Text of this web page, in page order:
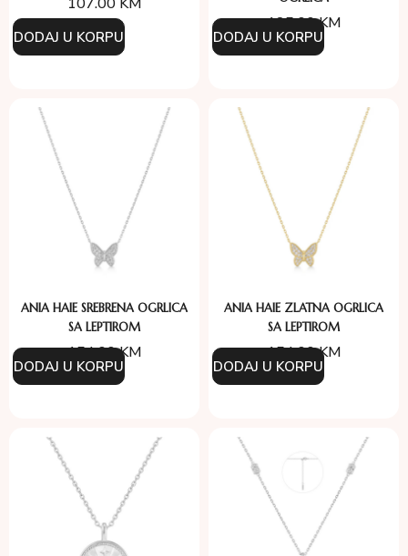
DODAJ U KORPU
185.00KM
DODAJ U KORPU
ANIA HAIE SREBRENA OGRLICA
SA LEPTIROM
154.00KM
DODAJ U KORPU
ANIA HAIE ZLATNA OGRLICA
SA LEPTIROM
154.00KM
DODAJ U KORPU